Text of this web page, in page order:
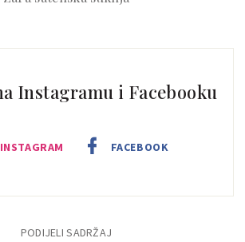
Instagramu i Facebooku
INSTAGRAM FACEBOOK
PODIJELI SADRŽAJ